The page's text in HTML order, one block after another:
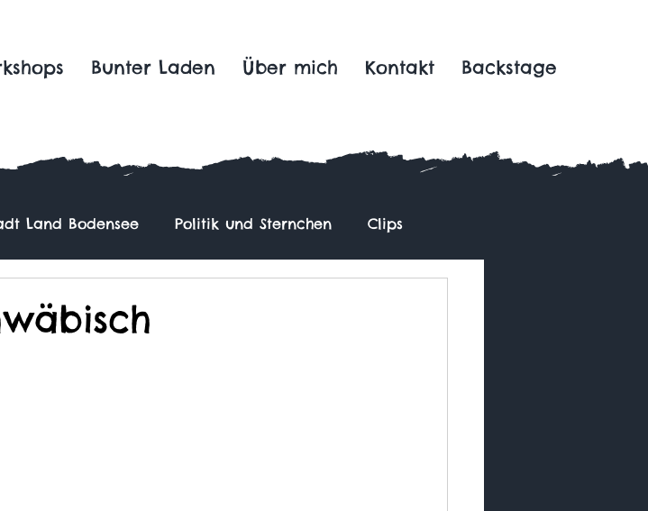
Bunter Laden Über mich Kontakt Backstage
Land Bodensee Politik und Sternchen Clips